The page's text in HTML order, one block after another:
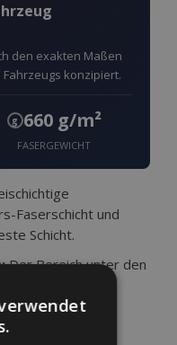
den exakten Maßen
konzipiert.
g 660 g/m²
FASERGEWICHT
Faserschicht und
Schicht.
Der Bereich unter den
und dadurch